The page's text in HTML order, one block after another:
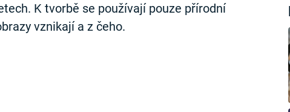
K tvorbě se používají pouze přírodní
vznikají a z čeho.